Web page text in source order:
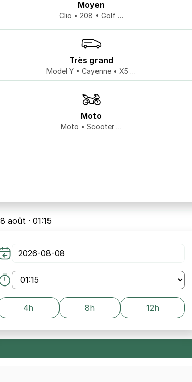
Moyen
Clio • 208 • Golf …
Très grand
Model Y • Cayenne • X5 …
Moto
Moto • Scooter …
8 août · 01:15
4h 8h 12h